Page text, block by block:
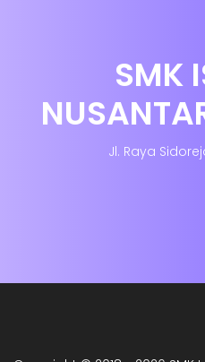
SMK
Jl. Raya